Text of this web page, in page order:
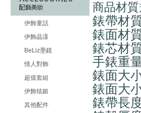
伊飾童話
伊飾晶漾
BeLiz墨鏡
情人對飾
超值套組
伊飾炫銀
其他配件
商品材
錶帶材
錶面材
錶芯材
手錶重
錶面大
錶面大
錶帶長